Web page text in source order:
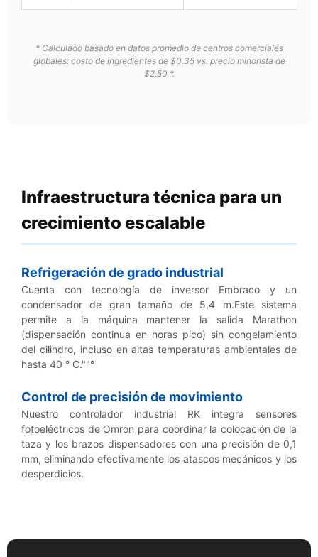
* Calculado basado en datos promedio de centros comerciales
globales: costo de ingredientes de $0.35 vs. precio minorista de
$2.50 *.
Infraestructura técnica para un
crecimiento escalable
Refrigeración de grado industrial
Cuenta con tecnología de inversor Embraco y un
condensador de gran tamaño de 5,4 m.Este sistema
permite a la máquina mantener la salida Marathon
(dispensación continua en horas pico) sin congelamiento
del cilindro, incluso en altas temperaturas ambientales de
hasta 40 ° C.""°
Control de precisión de movimiento
Nuestro controlador industrial RK integra sensores
fotoeléctricos de Omron para coordinar la colocación de la
taza y los brazos dispensadores con una precisión de 0,1
mm, eliminando efectivamente los atascos mecánicos y los
desperdicios.